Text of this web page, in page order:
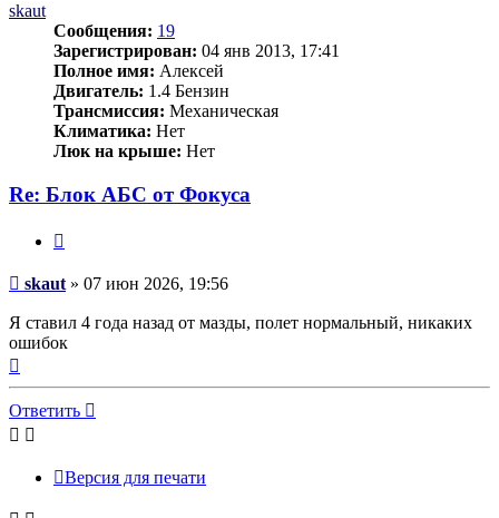
skaut
Сообщения: 19
Зарегистрирован: 04 янв 2013, 17:41
Полное имя: Алексей
Двигатель: 1.4 Бензин
Трансмиссия: Механическая
Климатика: Нет
Люк на крыше: Нет
Re: Блок АБС от Фокуса
Сообщение
skaut » 07 июн 2026, 19:56
Я ставил 4 года назад от мазды, полет нормальный, никаких
ошибок
началу
Ответить
Версия для печати